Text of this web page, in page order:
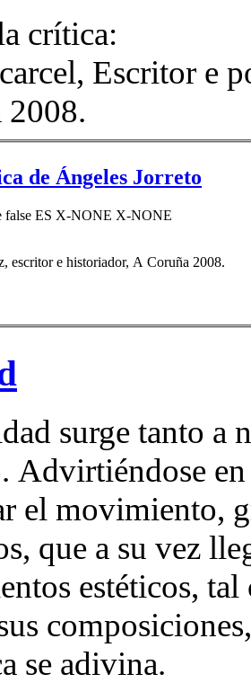
crítica:
Escritor e
2008.
de Ángeles Jorreto
Normal 0 21 false false false ES X-NONE X-NONE
escritor e historiador, A Coruña 2008.
surge tanto a
Advirtiéndose en
el movimiento,
que a su vez
estéticos,
se adivina.